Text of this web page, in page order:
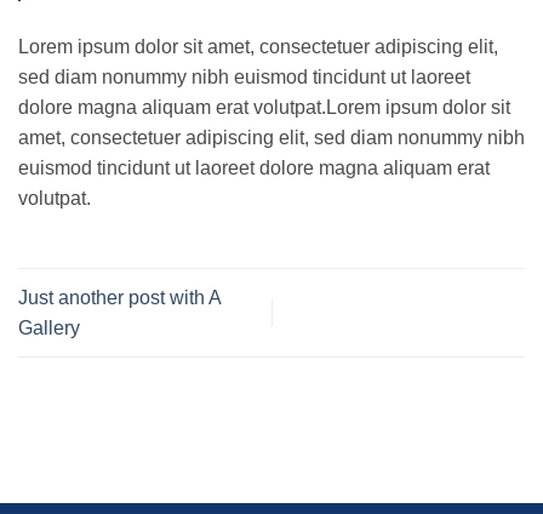
Lorem ipsum dolor sit amet, consectetuer adipiscing elit,
sed diam nonummy nibh euismod tincidunt ut laoreet
dolore magna aliquam erat volutpat.Lorem ipsum dolor sit
amet, consectetuer adipiscing elit, sed diam nonummy nibh
euismod tincidunt ut laoreet dolore magna aliquam erat
volutpat.
Just another post with A
Gallery